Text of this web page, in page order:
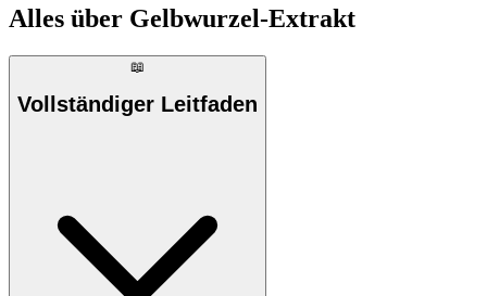
Alles über Gelbwurzel-Extrakt
📖
Vollständiger Leitfaden